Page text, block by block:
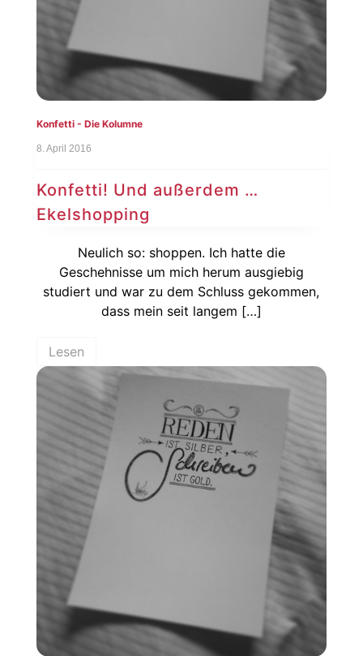
Konfetti - Die Kolumne
8. April 2016
Konfetti! Und außerdem …
Ekelshopping
Neulich so: shoppen. Ich hatte die
Geschehnisse um mich herum ausgiebig
studiert und war zu dem Schluss gekommen,
dass mein seit langem […]
Lesen